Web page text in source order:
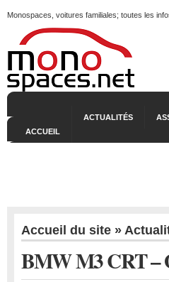
Monospaces, voitures familiales; toutes les
ACCUEIL
ACTUALITÉS
Accueil du site »
BMW M3 CRT –